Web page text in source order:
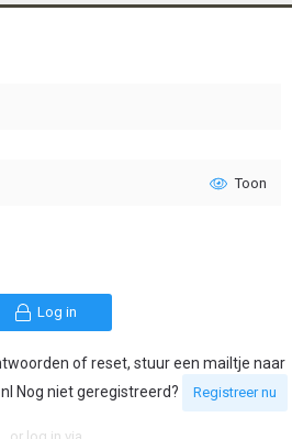
Toon
Log in
of reset, stuur een mailtje naar
Nog niet geregistreerd?
Registreer nu